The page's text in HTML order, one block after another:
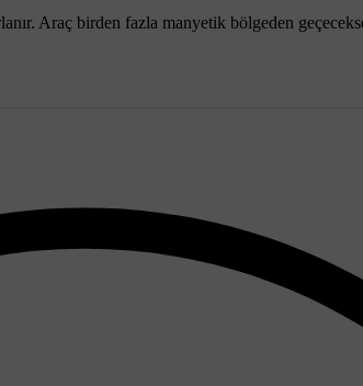
Araç birden fazla manyetik bölgeden